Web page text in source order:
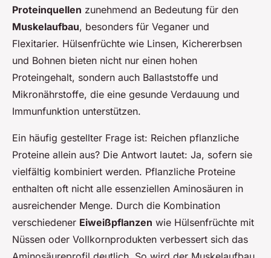
Proteinquellen zunehmend an Bedeutung für den
Muskelaufbau, besonders für Veganer und
Flexitarier. Hülsenfrüchte wie Linsen, Kichererbsen
und Bohnen bieten nicht nur einen hohen
Proteingehalt, sondern auch Ballaststoffe und
Mikronährstoffe, die eine gesunde Verdauung und
Immunfunktion unterstützen.
Ein häufig gestellter Frage ist: Reichen pflanzliche
Proteine allein aus? Die Antwort lautet: Ja, sofern sie
vielfältig kombiniert werden. Pflanzliche Proteine
enthalten oft nicht alle essenziellen Aminosäuren in
ausreichender Menge. Durch die Kombination
verschiedener Eiweißpflanzen wie Hülsenfrüchte mit
Nüssen oder Vollkornprodukten verbessert sich das